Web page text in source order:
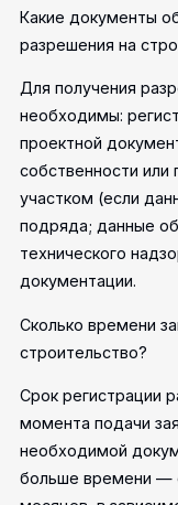
Какие документы
разрешения на
Для получения
необходимы:
проектной
собственности или
участком (если
подряда; данные
технического
документации.
Сколько времени
строительство?
Срок регистрации
момента подачи
необходимой
больше времени —